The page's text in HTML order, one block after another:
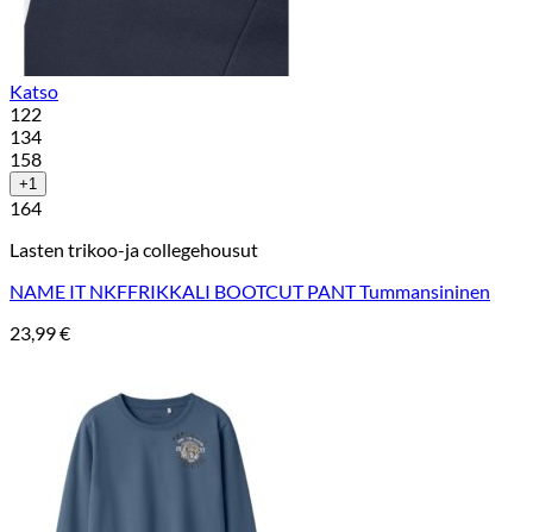
Katso
122
134
158
+1
164
Lasten trikoo-ja collegehousut
NAME IT NKFFRIKKALI BOOTCUT PANT Tummansininen
23,99€